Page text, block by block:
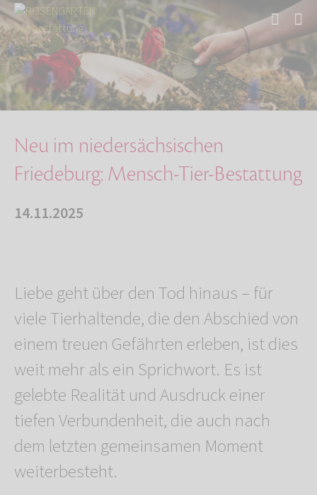
Start Über uns
Aktuelles
Neu im niedersächsischen Friedeburg: Mensch-T…
Neu im niedersächsischen
Friedeburg: Mensch-Tier-Bestattung
14.11.2025
Liebe geht über den Tod hinaus – für
viele Tierhaltende, die den Abschied von
einem treuen Gefährten erleben, ist dies
weit mehr als ein Sprichwort. Es ist
gelebte Realität und Ausdruck einer
tiefen Verbundenheit, die auch nach
dem letzten gemeinsamen Moment
weiterbesteht.